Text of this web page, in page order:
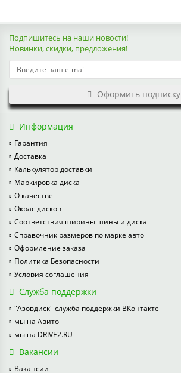
Подпишитесь на наши новости!
Новинки, скидки, предложения!
Оформить подписку
Информация
Гарантия
Доставка
Калькулятор доставки
Маркировка диска
О качестве
Окрас дисков
Соответствия ширины шины и диска
Справочник размеров по марке авто
Оформление заказа
Политика Безопасности
Условия соглашения
Служба поддержки
"Азовдиск" служба поддержки ВКонтакте
мы на Авито
мы на DRIVE2.RU
Вакансии
Вакансии